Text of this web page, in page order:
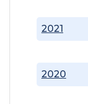
2020
2021